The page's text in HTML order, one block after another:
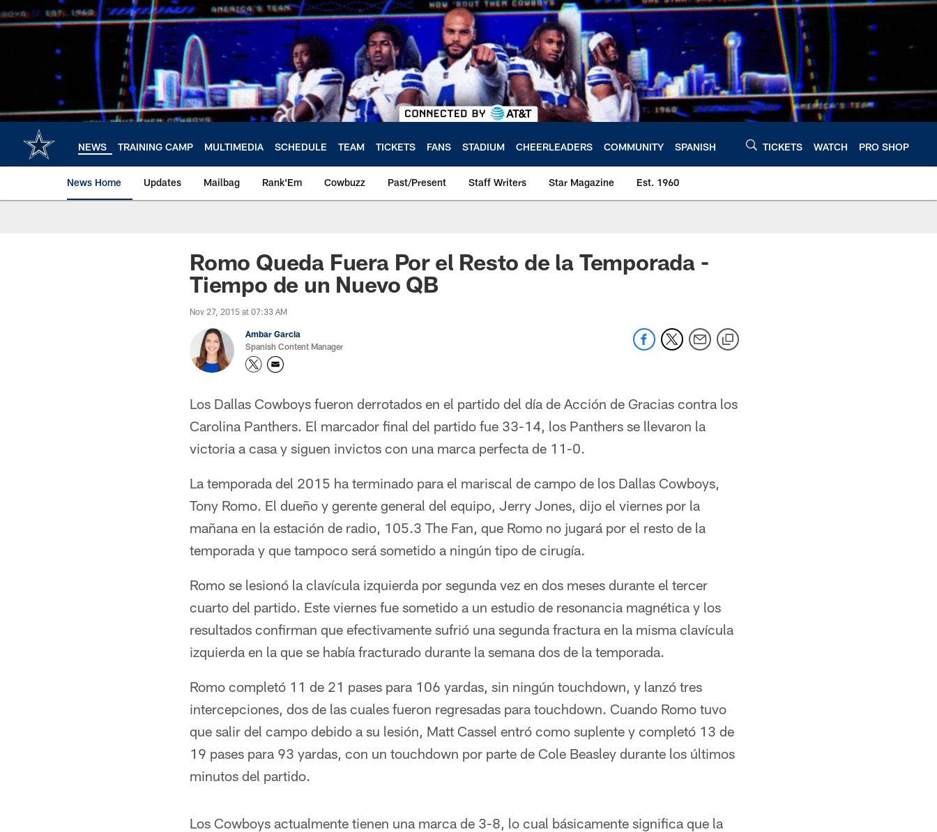
to
NEWS TRAINING CAMP MULTIMEDIA SCHEDULE TEAM TICKETS FANS STADIUM CHEERLEADERS COMMUNITY SPANISH TICKETS WATCH PRO SHOP
News Home Updates Mailbag Rank'Em Cowbuzz Past/Present Staff Writers Star Magazine Est. 1960
Romo Queda Fuera Por el Resto de la Temporada -
Tiempo de un Nuevo QB
Nov 27, 2015 at 07:33 AM
Ambar Garcia
Spanish Content Manager
Los Dallas Cowboys fueron derrotados en el partido del día de Acción de Gracias contra los
Carolina Panthers. El marcador final del partido fue 33-14, los Panthers se llevaron la
victoria a casa y siguen invictos con una marca perfecta de 11-0.
La temporada del 2015 ha terminado para el mariscal de campo de los Dallas Cowboys,
Tony Romo. El dueño y gerente general del equipo, Jerry Jones, dijo el viernes por la
mañana en la estación de radio, 105.3 The Fan, que Romo no jugará por el resto de la
temporada y que tampoco será sometido a ningún tipo de cirugía.
Romo se lesionó la clavícula izquierda por segunda vez en dos meses durante el tercer
cuarto del partido. Este viernes fue sometido a un estudio de resonancia magnética y los
resultados confirman que efectivamente sufrió una segunda fractura en la misma clavícula
izquierda en la que se había fracturado durante la semana dos de la temporada.
Romo completó 11 de 21 pases para 106 yardas, sin ningún touchdown, y lanzó tres
intercepciones, dos de las cuales fueron regresadas para touchdown. Cuando Romo tuvo
que salir del campo debido a su lesión, Matt Cassel entró como suplente y completó 13 de
19 pases para 93 yardas, con un touchdown por parte de Cole Beasley durante los últimos
minutos del partido.
Los Cowboys actualmente tienen una marca de 3-8, lo cual básicamente significa que la